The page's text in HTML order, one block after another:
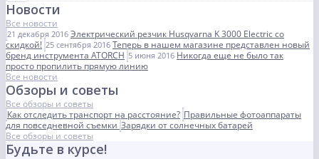
Новости
Все новости
21 декабря 2016 Электрический резчик Husqvarna K 3000 Electric со
скидкой! 25 сентября 2016 Теперь в нашем магазине представлен новый
бренд инструмента ATORCH 5 июня 2016 Никогда еще не было так
просто пропилить прямую линию
Все новости
Обзоры и советы
Все обзоры и советы
Как отследить транспорт на расстояние? Правильные фотоаппараты
для повседневной съемки Зарядки от солнечных батарей
Все обзоры и советы
Будьте в курсе!